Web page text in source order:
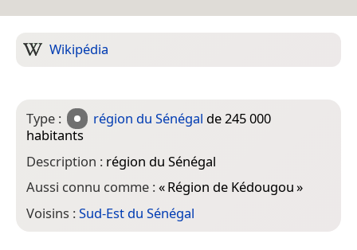
Wikipédia
Type : région du Sénégal de 245 000
habitants
Description : région du Sénégal
Aussi connu comme :«Région de Kédougou»
Voisins :Sud-Est du Sénégal